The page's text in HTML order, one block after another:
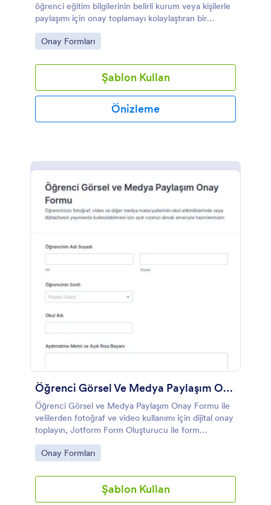
öğrenci eğitim bilgilerinin belirli kurum veya kişilerle
paylaşımı için onay toplamayı kolaylaştıran bir
Jotform form şablonudur; okullar, kurslar ve
danışmanlık birimleri için idealdir.
Go to Category:
Onay Formları
Şablon Kullan
Önizleme
Öğrenci Görsel Ve Medya Paylaşım Onay Formu
Öğrenci Görsel ve Medya Paylaşım Onay Formu ile
velilerden fotoğraf ve video kullanımı için dijital onay
toplayın, Jotform Form Oluşturucu ile form
şablonunu özelleştirerek kolay veri toplama ve form
gönderimi sağlayın.
Go to Category:
Onay Formları
Şablon Kullan